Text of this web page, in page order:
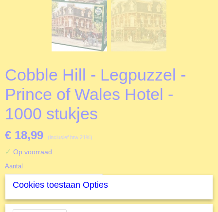
Cobble Hill - Legpuzzel -
Prince of Wales Hotel -
1000 stukjes
€ 18,99 (inclusief btw 21%)
✓ Op voorraad
Aantal
Cookies toestaan Opties